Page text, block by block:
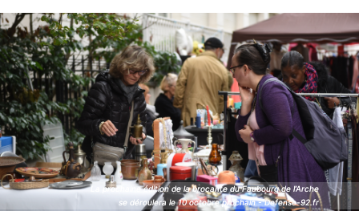
La prochaine édition de la brocante du Faubourg de l’Arche
se déroulera le 10 octobre prochain - Defense-92.fr
La prochaine édition de la brocante du Faubourg de l’Arche
se déroulera le 10 octobre prochain - Defense-92.fr